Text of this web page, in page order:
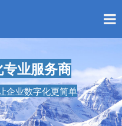
业服务商
企业数字化更简单